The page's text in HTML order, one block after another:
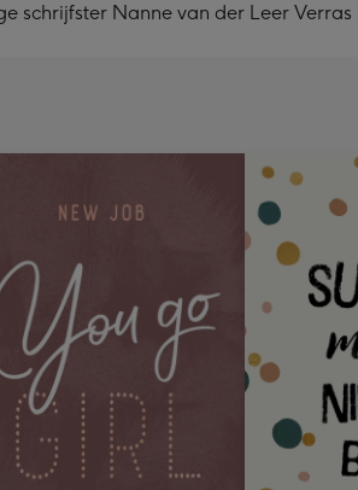
schrijfster Nanne van der Leer